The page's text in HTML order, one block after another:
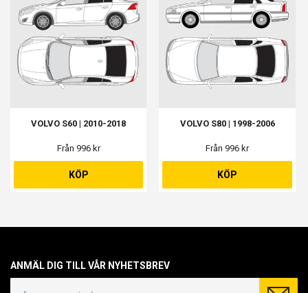
VOLVO S60 | 2010-2018
Från 996 kr
KÖP
VOLVO S80 | 1998-2006
Från 996 kr
KÖP
ANMÄL DIG TILL VÅR NYHETSBREV